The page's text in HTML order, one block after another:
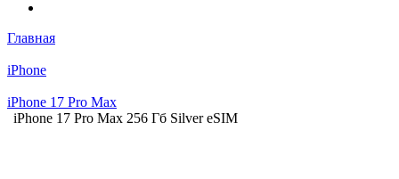
Главная
iPhone
iPhone 17 Pro Max
iPhone 17 Pro Max 256 Гб Silver eSIM